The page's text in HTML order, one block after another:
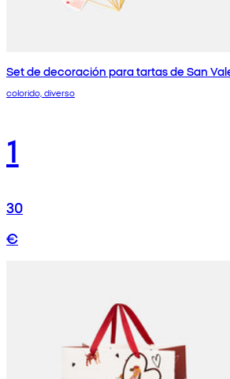
Set de decoración para tartas de San
colorido, diverso
1
30
€